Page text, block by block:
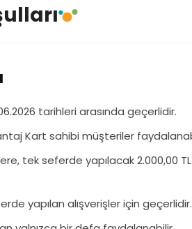
tarihleri arasında geçerlidir.
Kart sahibi müşteriler
tek seferde yapılacak 2.000,00
yapılan alışverişler için geçerlidir.